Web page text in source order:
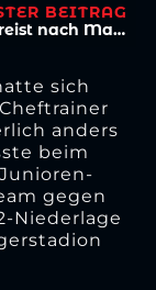
BEITRAG
Viktoria reist nach Magdeburg
sich
anders
beim
gegen
Niederlage